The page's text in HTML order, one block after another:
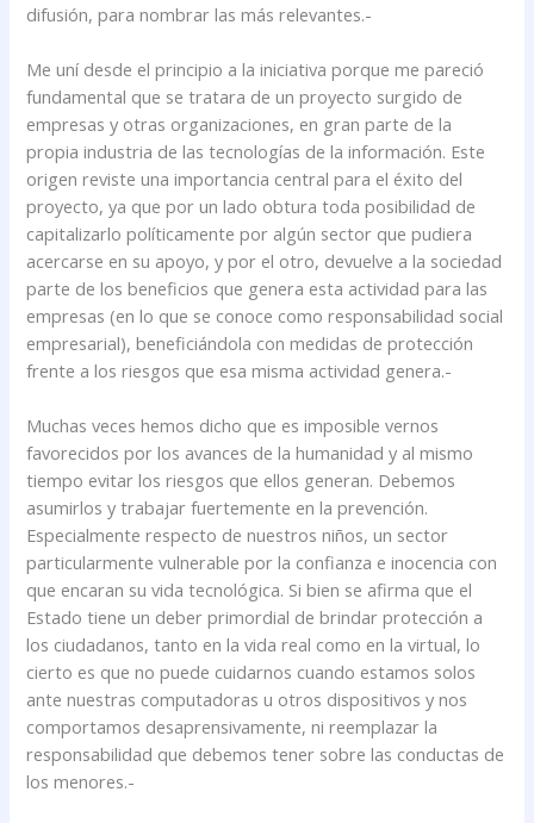
difusión, para nombrar las más relevantes.-
Me uní desde el principio a la iniciativa porque me pareció
fundamental que se tratara de un proyecto surgido de
empresas y otras organizaciones, en gran parte de la
propia industria de las tecnologías de la información. Este
origen reviste una importancia central para el éxito del
proyecto, ya que por un lado obtura toda posibilidad de
capitalizarlo políticamente por algún sector que pudiera
acercarse en su apoyo, y por el otro, devuelve a la sociedad
parte de los beneficios que genera esta actividad para las
empresas (en lo que se conoce como responsabilidad social
empresarial), beneficiándola con medidas de protección
frente a los riesgos que esa misma actividad genera.-
Muchas veces hemos dicho que es imposible vernos
favorecidos por los avances de la humanidad y al mismo
tiempo evitar los riesgos que ellos generan. Debemos
asumirlos y trabajar fuertemente en la prevención.
Especialmente respecto de nuestros niños, un sector
particularmente vulnerable por la confianza e inocencia con
que encaran su vida tecnológica. Si bien se afirma que el
Estado tiene un deber primordial de brindar protección a
los ciudadanos, tanto en la vida real como en la virtual, lo
cierto es que no puede cuidarnos cuando estamos solos
ante nuestras computadoras u otros dispositivos y nos
comportamos desaprensivamente, ni reemplazar la
responsabilidad que debemos tener sobre las conductas de
los menores.-